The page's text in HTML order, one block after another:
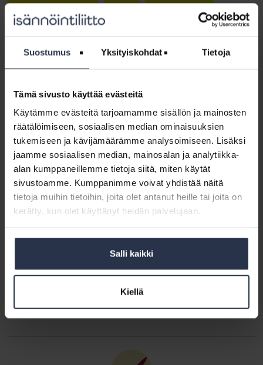
Suostumus Yksityiskohdat Tietoja
Tämä sivusto käyttää evästeitä
Käytämme evästeitä tarjoamamme sisällön ja mainosten
räätälöimiseen, sosiaalisen median ominaisuuksien
tukemiseen ja kävijämäärämme analysoimiseen. Lisäksi
jaamme sosiaalisen median, mainosalan ja analytiikka-
alan kumppaneillemme tietoja siitä, miten käytät
sivustoamme. Kumppanimme voivat yhdistää näitä
tietoja muihin tietoihin, joita olet antanut heille tai joita on
kerätty, kun olet käyttänyt heidän palvelujaan.
Salli kaikki
Kiellä
Kirjoittaja: Marianne Falck-Hvilstafeldt
Isännöinnin merkitys vahvistuu entisestään ja asiakkaiden toiveet kasvavat.
Digitalisaatio ja palvelukehittäminen mahdollistavat isännöinnissä
liiketoiminnan kehittämisen kohti parempia asumisen palveluita ja loistavia
asiakaskokemuksia. Työskentelen hyvän isännöinnin asialla Isännöintiliitossa
@mariannefalck
Katso kaikki artikkelit kirjoittajalta Marianne Falck-Hvilstafeldt